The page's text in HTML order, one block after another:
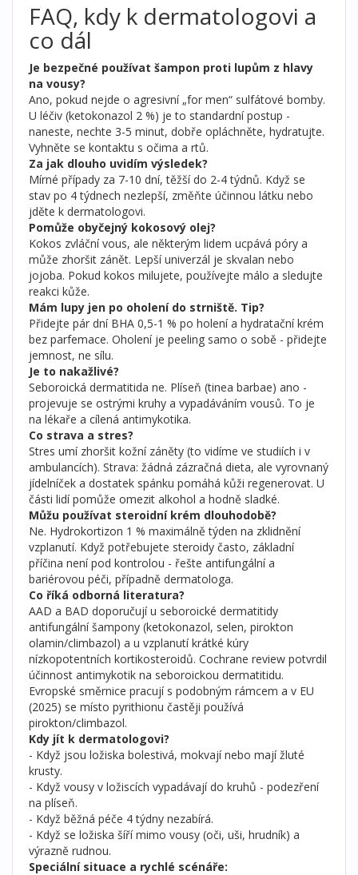
FAQ, kdy k dermatologovi a
co dál
Je bezpečné používat šampon proti lupům z hlavy
na vousy?
Ano, pokud nejde o agresivní „for men“ sulfátové bomby.
U léčiv (ketokonazol 2 %) je to standardní postup -
naneste, nechte 3-5 minut, dobře opláchněte, hydratujte.
Vyhněte se kontaktu s očima a rtů.
Za jak dlouho uvidím výsledek?
Mírné případy za 7-10 dní, těžší do 2-4 týdnů. Když se
stav po 4 týdnech nezlepší, změňte účinnou látku nebo
jděte k dermatologovi.
Pomůže obyčejný kokosový olej?
Kokos zvláční vous, ale některým lidem ucpává póry a
může zhoršit zánět. Lepší univerzál je skvalan nebo
jojoba. Pokud kokos milujete, používejte málo a sledujte
reakci kůže.
Mám lupy jen po oholení do strniště. Tip?
Přidejte pár dní BHA 0,5-1 % po holení a hydratační krém
bez parfemace. Oholení je peeling samo o sobě - přidejte
jemnost, ne sílu.
Je to nakažlivé?
Seboroická dermatitida ne. Plíseň (tinea barbae) ano -
projevuje se ostrými kruhy a vypadáváním vousů. To je
na lékaře a cílená antimykotika.
Co strava a stres?
Stres umí zhoršit kožní záněty (to vidíme ve studiích i v
ambulancích). Strava: žádná zázračná dieta, ale vyrovnaný
jídelníček a dostatek spánku pomáhá kůži regenerovat. U
části lidí pomůže omezit alkohol a hodně sladké.
Můžu používat steroidní krém dlouhodobě?
Ne. Hydrokortizon 1 % maximálně týden na zklidnění
vzplanutí. Když potřebujete steroidy často, základní
příčina není pod kontrolou - řešte antifungální a
bariérovou péči, případně dermatologa.
Co říká odborná literatura?
AAD a BAD doporučují u seboroické dermatitidy
antifungální šampony (ketokonazol, selen, pirokton
olamin/climbazol) a u vzplanutí krátké kúry
nízkopotentních kortikosteroidů. Cochrane review potvrdil
účinnost antimykotik na seboroickou dermatitidu.
Evropské směrnice pracují s podobným rámcem a v EU
(2025) se místo pyrithionu častěji používá
pirokton/climbazol.
Kdy jít k dermatologovi?
- Když jsou ložiska bolestivá, mokvají nebo mají žluté
krusty.
- Když vousy v ložiscích vypadávají do kruhů - podezření
na plíseň.
- Když běžná péče 4 týdny nezabírá.
- Když se ložiska šíří mimo vousy (oči, uši, hrudník) a
výrazně rudnou.
Speciální situace a rychlé scénáře: